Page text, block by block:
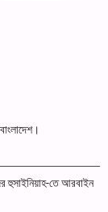
হুসাইনিয়াহ-তে আরবাইন